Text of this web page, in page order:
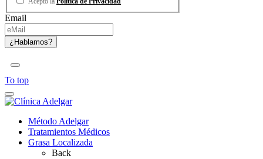
Email
To top
Método Adelgar
Tratamientos Médicos
Grasa Localizada
Back